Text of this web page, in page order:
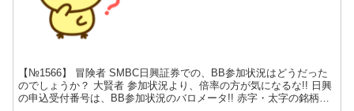
【№1566】 冒険者 SMBC日興証券での、BB参加状況はどうだった
のでしょうか？ 大賢者 参加状況より、倍率の方が気になるな!! 日興
の申込受付番号は、BB参加状況のバロメータ!! 赤字・太字の銘柄は